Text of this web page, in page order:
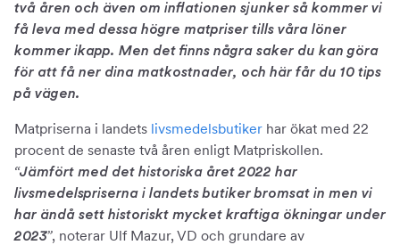
två åren och även om inflationen sjunker så kommer vi
få leva med dessa högre matpriser tills våra löner
kommer ikapp. Men det finns några saker du kan göra
för att få ner dina matkostnader, och här får du 10 tips
på vägen.
Matpriserna i landets livsmedelsbutiker har ökat med 22
procent de senaste två åren enligt Matpriskollen.
“Jämfört med det historiska året 2022 har
livsmedelspriserna i landets butiker bromsat in men vi
har ändå sett historiskt mycket kraftiga ökningar under
2023”, noterar Ulf Mazur, VD och grundare av